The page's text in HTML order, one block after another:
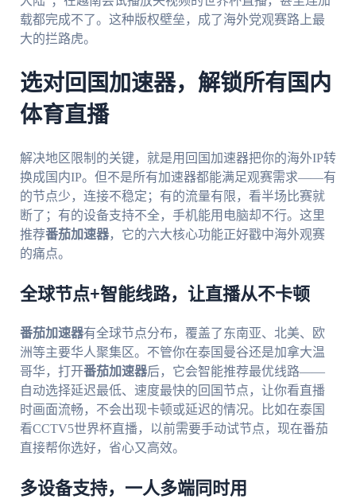
载都完成不了。这种版权壁垒，成了海外党观赛路上最
大的拦路虎。
选对回国加速器，解锁所有国内
体育直播
解决地区限制的关键，就是用回国加速器把你的海外IP转
换成国内IP。但不是所有加速器都能满足观赛需求——有
的节点少，连接不稳定；有的流量有限，看半场比赛就
断了；有的设备支持不全，手机能用电脑却不行。这里
推荐番茄加速器，它的六大核心功能正好戳中海外观赛
的痛点。
全球节点+智能线路，让直播从不卡顿
番茄加速器有全球节点分布，覆盖了东南亚、北美、欧
洲等主要华人聚集区。不管你在泰国曼谷还是加拿大温
哥华，打开番茄加速器后，它会智能推荐最优线路——
自动选择延迟最低、速度最快的回国节点，让你看直播
时画面流畅，不会出现卡顿或延迟的情况。比如在泰国
看CCTV5世界杯直播，以前需要手动试节点，现在番茄
直接帮你选好，省心又高效。
多设备支持，一人多端同时用